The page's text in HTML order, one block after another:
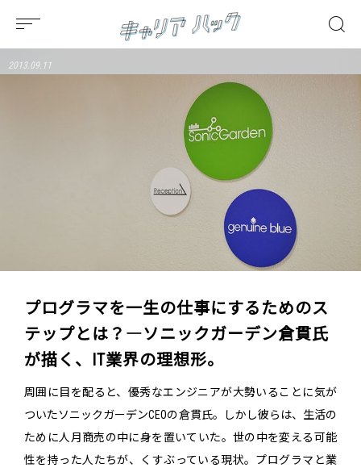
2013.09.11
プログラマを一生の仕事にするためのス
テップとは？―ソニックガーデン倉貫氏
が描く、IT業界の理想形。
周囲に目を配ると、優秀なエンジニアが大勢いることに気が
ついたソニックガーデンCEOの倉貫氏。しかし彼らは、生活の
ために人月商売の中に身を置いていた。世の中を変える可能
性を持った人たちが、くすぶっている現状。プログラマと業